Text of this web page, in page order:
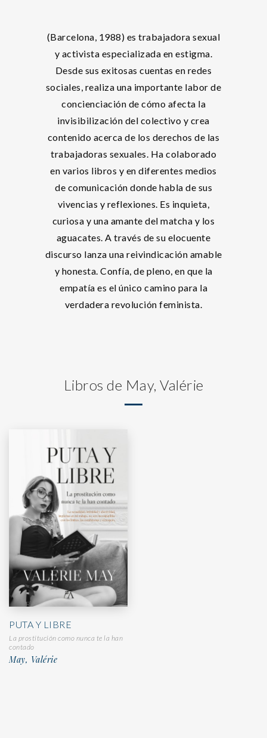
(Barcelona, 1988) es trabajadora sexual
y activista especializada en estigma.
Desde sus exitosas cuentas en redes
sociales, realiza una importante labor de
concienciación de cómo afecta la
invisibilización del colectivo y crea
contenido acerca de los derechos de las
trabajadoras sexuales. Ha colaborado
en varios libros y en diferentes medios
de comunicación donde habla de sus
vivencias y reflexiones. Es inquieta,
curiosa y una amante del matcha y los
aguacates. A través de su elocuente
discurso lanza una reivindicación amable
y honesta. Confía, de pleno, en que la
empatía es el único camino para la
verdadera revolución feminista.
Libros de May, Valérie
PUTA Y LIBRE
La prostitución como nunca te la han
contado
May, Valérie